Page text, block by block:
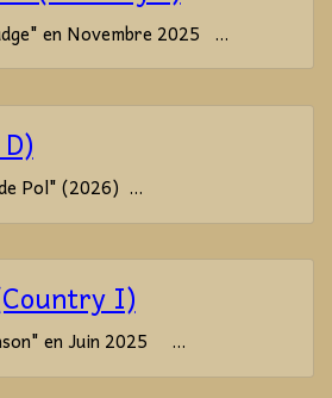
en Novembre 2025 ...
Pol" (2026) ...
I)
en Juin 2025 ...